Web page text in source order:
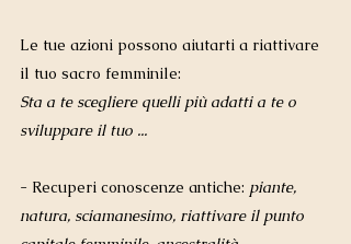
Le tue azioni possono aiutarti a riattivare
il tuo sacro femminile:
Sta a te scegliere quelli più adatti a te o
sviluppare il tuo ...
- Recuperi conoscenze antiche: piante,
natura, sciamanesimo, riattivare il punto